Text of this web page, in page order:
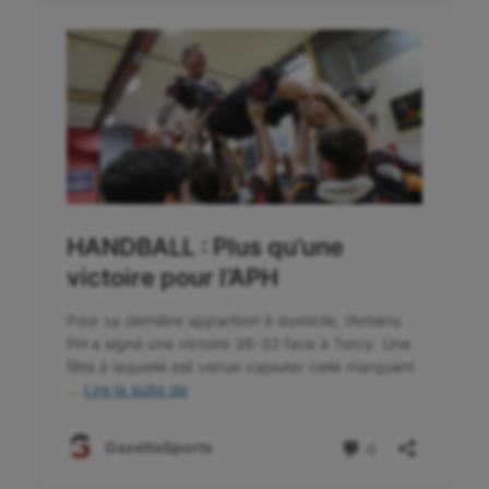
Longue paume
Moto
Natation
Natation artistique
Outdoor
Paddle
Parkour
Patinage artistique
Pétanque